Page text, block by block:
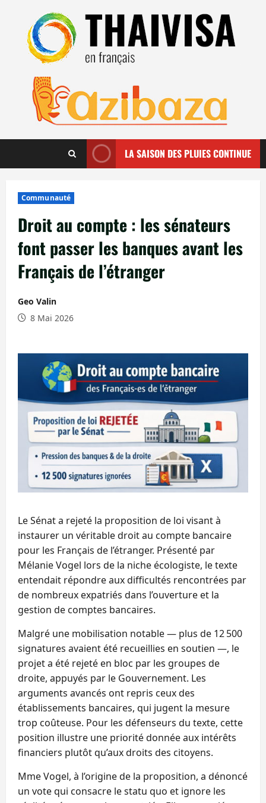
contenu
LA SAISON DES PLUIES CONTINUE
Communauté
Droit au compte : les sénateurs
font passer les banques avant les
Français de l’étranger
Geo Valin
8 Mai 2026
Le Sénat a rejeté la proposition de loi visant à
instaurer un véritable droit au compte bancaire
pour les Français de l’étranger. Présenté par
Mélanie Vogel lors de la niche écologiste, le texte
entendait répondre aux difficultés rencontrées par
de nombreux expatriés dans l’ouverture et la
gestion de comptes bancaires.
Malgré une mobilisation notable — plus de 12 500
signatures avaient été recueillies en soutien —, le
projet a été rejeté en bloc par les groupes de
droite, appuyés par le Gouvernement. Les
arguments avancés ont repris ceux des
établissements bancaires, qui jugent la mesure
trop coûteuse. Pour les défenseurs du texte, cette
position illustre une priorité donnée aux intérêts
financiers plutôt qu’aux droits des citoyens.
Mme Vogel, à l’origine de la proposition, a dénoncé
un vote qui consacre le statu quo et ignore les